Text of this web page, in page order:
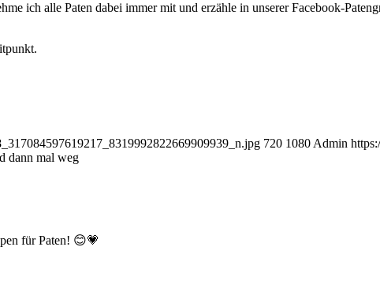
ich alle Paten dabei immer mit und erzähle in unserer Facebook-
720 1080 Admin
dann mal weg
für Paten! 😊💗